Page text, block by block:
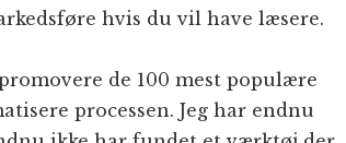
hvis du vil have læsere.
de 100 mest populære
processen. Jeg har endnu